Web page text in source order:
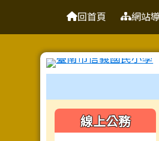
台南市信義國
回首頁 網站
左邊區域內
線上公務
頁尾區域